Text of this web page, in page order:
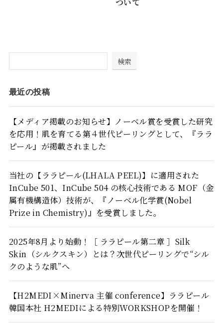
検索
最近の投稿
【メディア掲載のお知らせ】ノーベル賞を受賞した研究
を応用！肌を育てる第４世代ピーリングとして、『ララ
ピール』が掲載されました
当社の【ララピール(LHALA PEEL)】に適用された
InCube 501、InCube 504 の核心技術である MOF（金
属有機構造体）技術が、『ノーベル化学賞(Nobel
Prize in Chemistry)』を受賞しました。
2025年8月より始動！［ ララピール第二章 ］Silk
Skin（シルクスキン）とは？次世代ピーリングで“シル
クのような肌”へ
【H2MEDI×Minerva 主催 conference】ララピール
韓国本社 H2MEDIによる特別WORKSHOPを開催！